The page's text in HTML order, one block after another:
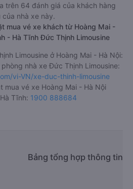
trên 64 đánh giá của khách hàng
nhà xe này.
mua vé xe khách từ Hoàng Mai -
- Hà Tĩnh Đức Thịnh Limousine
Limousine ở Hoàng Mai - Hà Nội:
nhà xe Đức Thịnh Limousine:
vi-VN/xe-duc-thinh-limousine
mua vé xe Hoàng Mai - Hà Nội
Tĩnh: 1900 888684
Bảng tổng hợp thông tin